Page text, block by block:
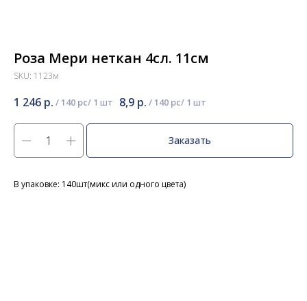
Роза Мери неткан 4сл. 11см
SKU: 1123м
1 246 р. / 140 pc 8,9 р. / 140 pc
Заказать
В упаковке: 140шт(микс или одного цвета)